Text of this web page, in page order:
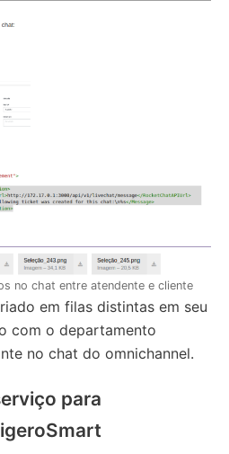
no chat entre atendente e cliente
em filas distintas em seu
com o departamento
no chat do omnichannel.
para